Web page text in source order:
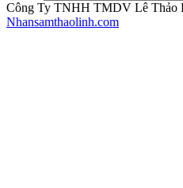
Công Ty TNHH TMDV Lê Thảo
Nhansamthaolinh.com